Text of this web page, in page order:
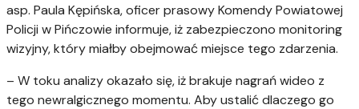
asp. Paula Kępińska, oficer prasowy Komendy Powiatowej
Policji w Pińczowie informuje, iż zabezpieczono monitoring
wizyjny, który miałby obejmować miejsce tego zdarzenia.
– W toku analizy okazało się, iż brakuje nagrań wideo z
tego newralgicznego momentu. Aby ustalić dlaczego go